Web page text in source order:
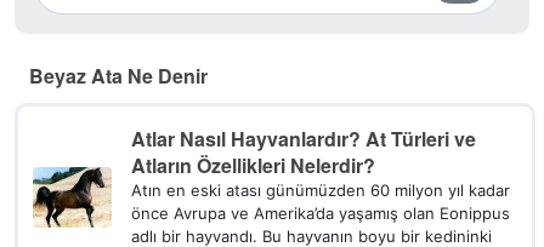
Beyaz Ata Ne Denir
Atlar Nasıl Hayvanlardır? At Türleri ve
Atların Özellikleri Nelerdir?
Atın en eski atası günümüzden 60 milyon yıl kadar
önce Avrupa ve Amerika’da yaşamış olan Eonippus
adlı bir hayvandı. Bu hayvanın boyu bir kedininki